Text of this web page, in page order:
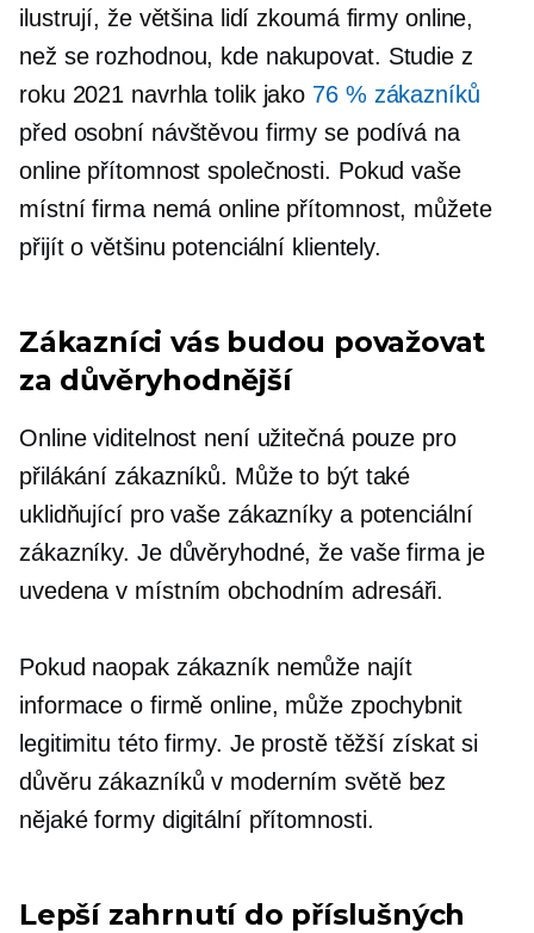
ilustrují, že většina lidí zkoumá firmy online,
než se rozhodnou, kde nakupovat. Studie z
roku 2021 navrhla tolik jako 76 % zákazníků
před osobní návštěvou firmy se podívá na
online přítomnost společnosti. Pokud vaše
místní firma nemá online přítomnost, můžete
přijít o většinu potenciální klientely.
Zákazníci vás budou považovat
za důvěryhodnější
Online viditelnost není užitečná pouze pro
přilákání zákazníků. Může to být také
uklidňující pro vaše zákazníky a potenciální
zákazníky. Je důvěryhodné, že vaše firma je
uvedena v místním obchodním adresáři.
Pokud naopak zákazník nemůže najít
informace o firmě online, může zpochybnit
legitimitu této firmy. Je prostě těžší získat si
důvěru zákazníků v moderním světě bez
nějaké formy digitální přítomnosti.
Lepší zahrnutí do příslušných